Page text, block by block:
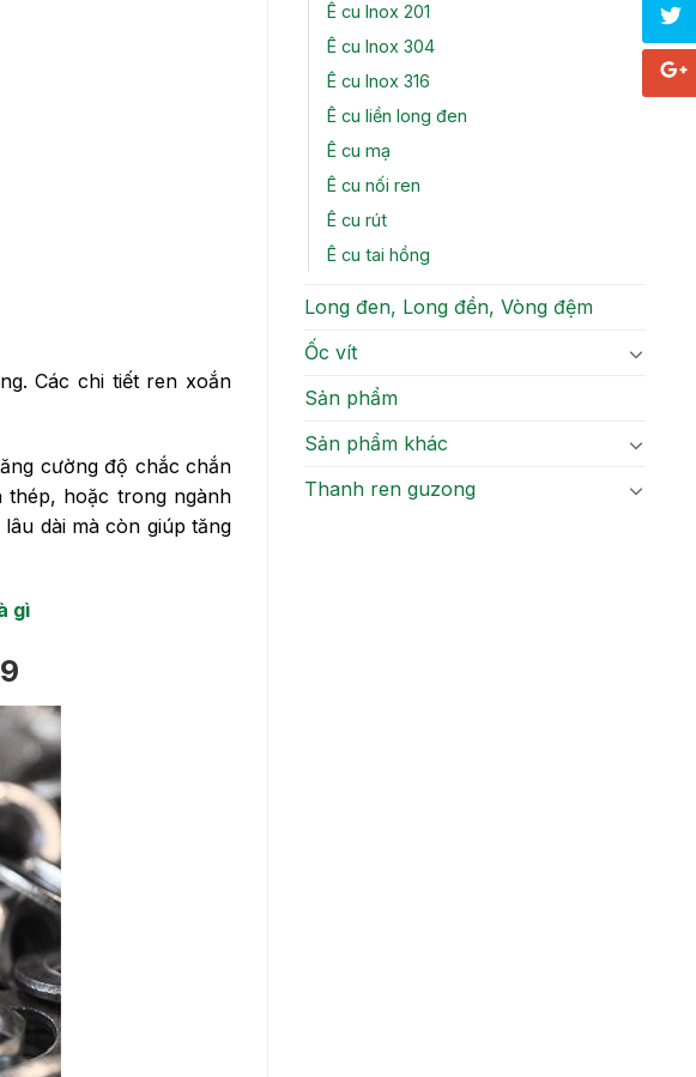
Ê cu Inox 201
Ê cu Inox 304
Ê cu Inox 316
Ê cu liền long đen
Ê cu mạ
Ê cu nối ren
Ê cu rút
Ê cu tai hồng
Long đen, Long đền, Vòng đệm
Ốc vít
Sản phẩm
Sản phẩm khác
Thanh ren guzong
Các chi tiết ren xoắn
cường độ chắc chắn
hoặc trong ngành
dài mà còn giúp tăng
gì